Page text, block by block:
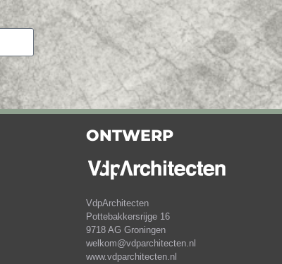
ONTWERP
VdpArchitecten
Pottebakkersrijge 16
9718 AG Groningen
welkom@vdparchitecten.nl
www.vdparchitecten.nl